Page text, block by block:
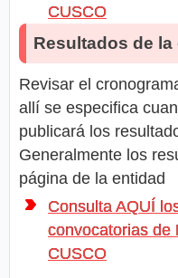
CUSCO
Resultados de
Revisar el
allí se especifica
publicará los
Generalmente los
página de la entidad
Consulta AQUÍ
convocatorias de
CUSCO